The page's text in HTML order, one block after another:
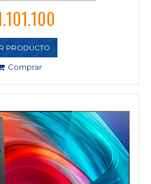
PRODUCTO
Comprar